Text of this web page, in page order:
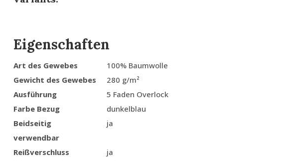
Eigenschaften
Art des Gewebes
100% Baumwolle
Gewicht des Gewebes
280 g/m²
Ausführung
5 Faden Overlock
Farbe Bezug
dunkelblau
Beidseitig
verwendbar
ja
Reißverschluss
ja